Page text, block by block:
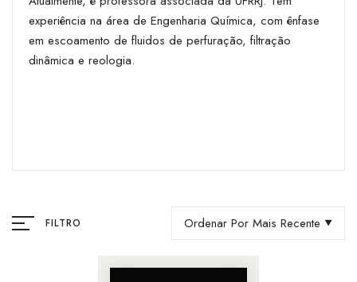
experiência na área de Engenharia Química, com ênfase
em escoamento de fluidos de perfuração, filtração
dinâmica e reologia.
FILTRO Ordenar Por Mais Recente